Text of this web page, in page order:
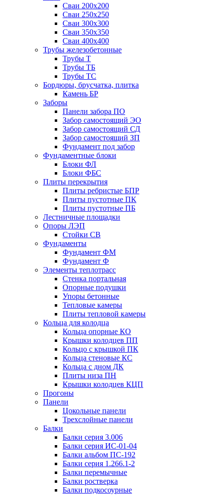
Сваи 200х200
Сваи 250х250
Сваи 300х300
Сваи 350х350
Сваи 400х400
Трубы железобетонные
Трубы Т
Трубы ТБ
Трубы ТС
Бордюры, брусчатка, плитка
Камень БР
Заборы
Панели забора ПО
Забор самостоящий ЭО
Забор самостоящий СД
Забор самостоящий ЗП
Фyндамент под забор
Фундаментные блоки
Блоки ФЛ
Блоки ФБС
Плиты перекрытия
Плиты ребристые БПР
Плиты пустотные ПК
Плиты пустотные ПБ
Лестничные площадки
Опоры ЛЭП
Стойки СВ
Фундаменты
Фyндамент ФМ
Фyндамент Ф
Элементы теплотрасс
Стенка портальная
Опорные подушки
Упоры бетонные
Тепловые камеры
Плиты тепловой камеры
Кольца для колодца
Кольца опорные КО
Крышки колодцев ПП
Кольцо с крышкой ПК
Кольца стеновые КС
Кольца с дном ДК
Плиты низа ПН
Крышки колодцев КЦП
Прогоны
Панели
Цокольные панели
Трехслойные панели
Балки
Балки серия 3.006
Балки серия ИС-01-04
Балки альбом ПС-192
Балки серия 1.266.1-2
Балки перемычные
Балки ростверка
Балки подкосоурные